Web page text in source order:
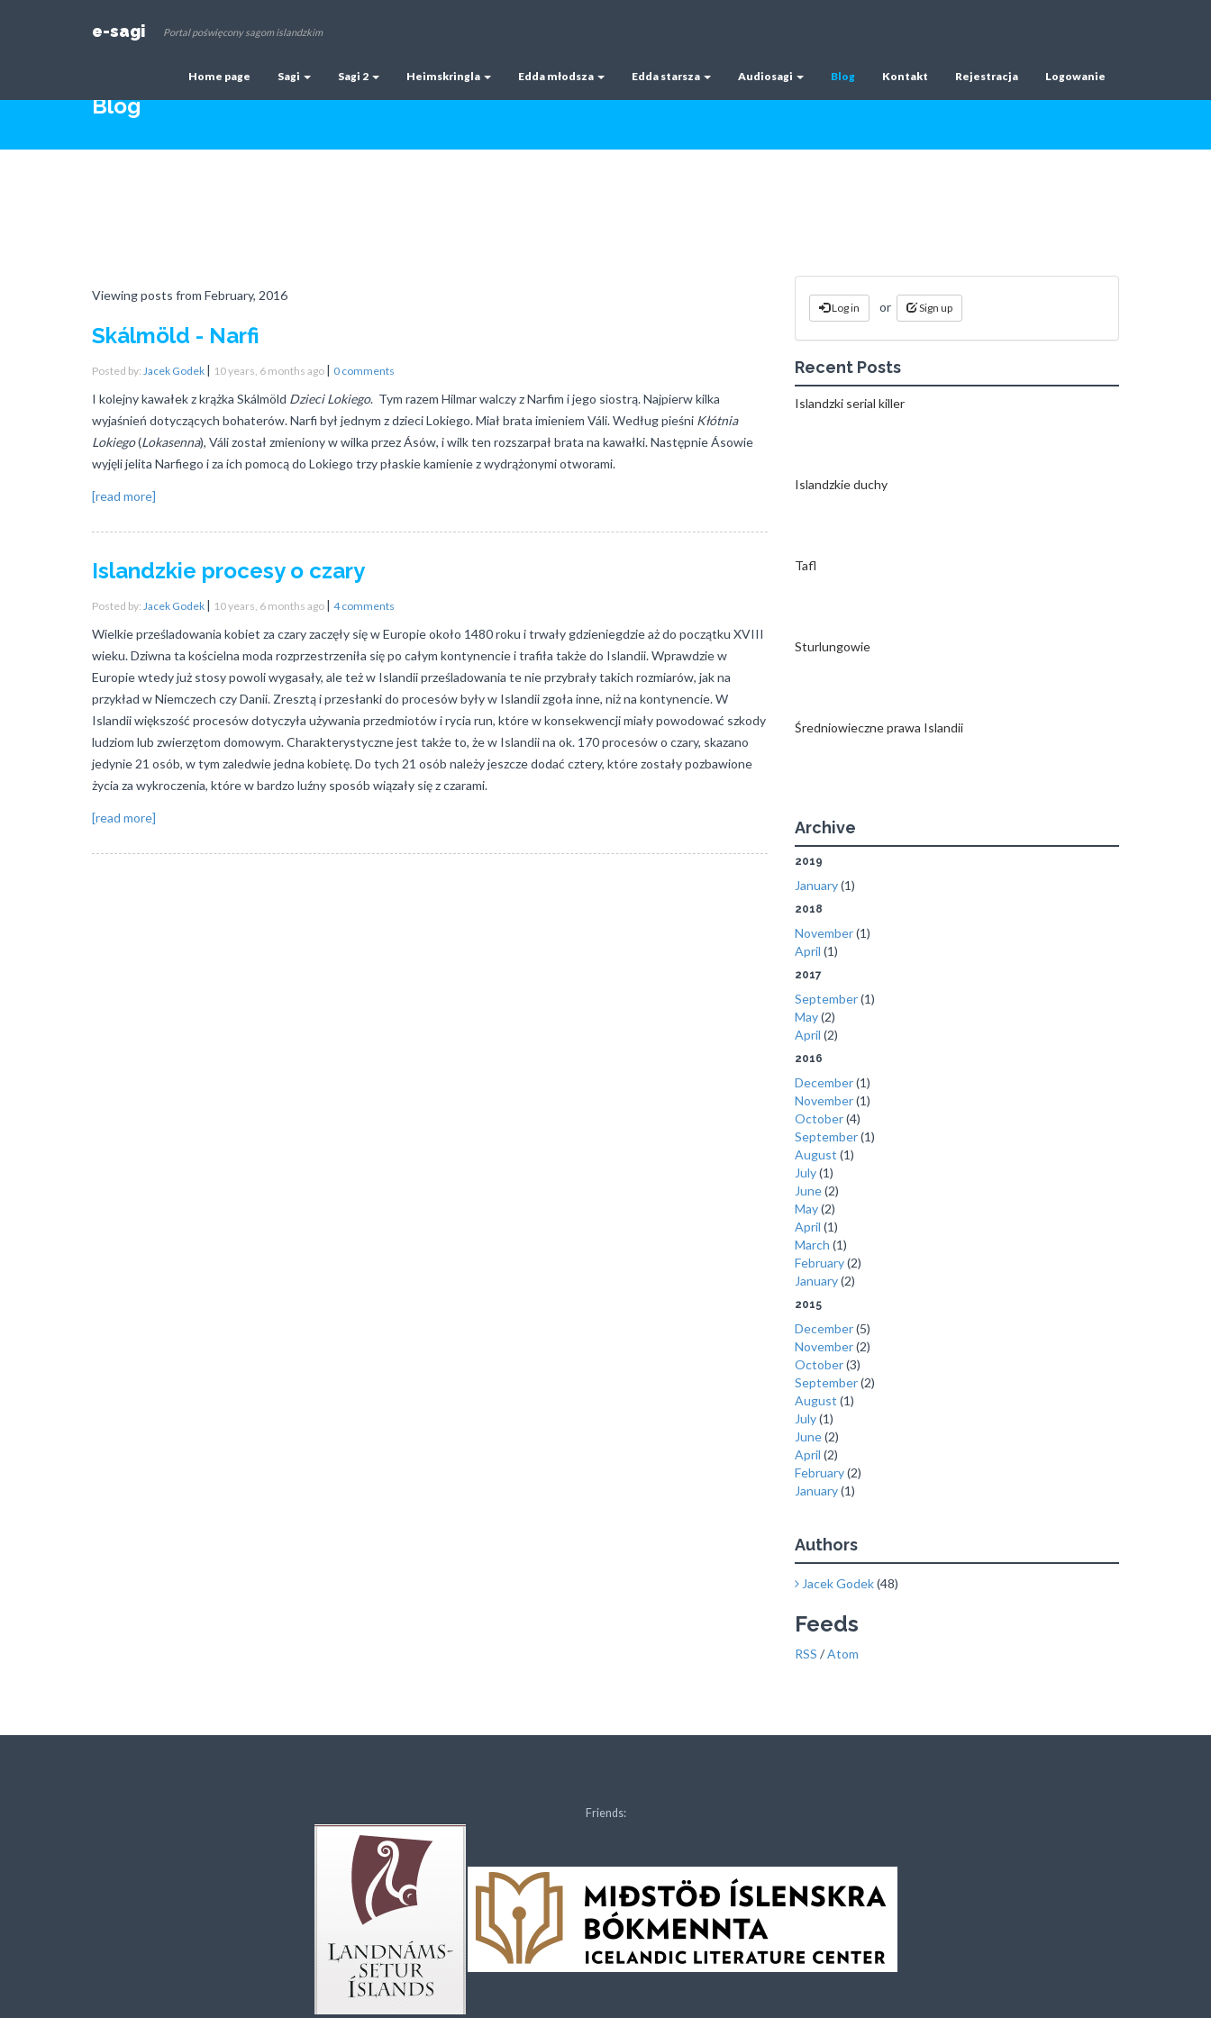
e-sagi Portal poświęcony sagom islandzkim
Home page Sagi Sagi 2 Heimskringla Edda młodsza Edda starsza Audiosagi Blog Kontakt Rejestracja Logowanie
Blog
Viewing posts from February, 2016
Skálmöld - Narfi
Posted by: Jacek Godek | 10 years, 6 months ago | 0 comments
I kolejny kawałek z krążka Skálmöld Dzieci Lokiego. Tym razem Hilmar walczy z Narfim i jego siostrą. Najpierw kilka
wyjaśnień dotyczących bohaterów. Narfi był jednym z dzieci Lokiego. Miał brata imieniem Váli. Według pieśni Kłótnia
Lokiego(Lokasenna), Váli został zmieniony w wilka przez Ásów, i wilk ten rozszarpał brata na kawałki. Następnie Ásowie
wyjęli jelita Narfiego i za ich pomocą do Lokiego trzy płaskie kamienie z wydrążonymi otworami.
[read more]
Islandzkie procesy o czary
Posted by: Jacek Godek | 10 years, 6 months ago | 4 comments
Wielkie prześladowania kobiet za czary zaczęły się w Europie około 1480 roku i trwały gdzieniegdzie aż do początku XVIII
wieku. Dziwna ta kościelna moda rozprzestrzeniła się po całym kontynencie i trafiła także do Islandii. Wprawdzie w
Europie wtedy już stosy powoli wygasały, ale też w Islandii prześladowania te nie przybrały takich rozmiarów, jak na
przykład w Niemczech czy Danii. Zresztą i przesłanki do procesów były w Islandii zgoła inne, niż na kontynencie. W
Islandii większość procesów dotyczyła używania przedmiotów i rycia run, które w konsekwencji miały powodować szkody
ludziom lub zwierzętom domowym. Charakterystyczne jest także to, że w Islandii na ok. 170 procesów o czary, skazano
jedynie 21 osób, w tym zaledwie jedna kobietę. Do tych 21 osób należy jeszcze dodać cztery, które zostały pozbawione
życia za wykroczenia, które w bardzo luźny sposób wiązały się z czarami.
[read more]
Log in or Sign up
Recent Posts
Islandzki serial killer
Islandzkie duchy
Tafl
Sturlungowie
Średniowieczne prawa Islandii
Archive
2019
January(1)
2018
November(1)
April (1)
2017
September(1)
May(2)
April (2)
2016
December(1)
November(1)
October(4)
September(1)
August (1)
July(1)
June(2)
May(2)
April (1)
March (1)
February(2)
January(2)
2015
December(5)
November(2)
October(3)
September(2)
August (1)
July(1)
June(2)
April (2)
February(2)
January(1)
Authors
Jacek Godek(48)
Feeds
RSS /Atom
Friends: